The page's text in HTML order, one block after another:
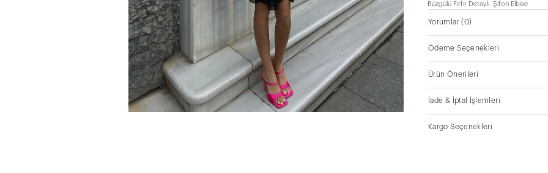
Büzgülü Fırfır Detaylı Şifon Elbise
Yorumlar(0)
Ödeme Seçenekleri
Ürün Önerileri
İade & İptal İşlemleri
Kargo Seçenekleri